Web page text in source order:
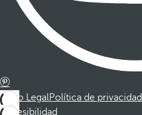
Aviso LegalPolítica de privacidad
Accesibilidad